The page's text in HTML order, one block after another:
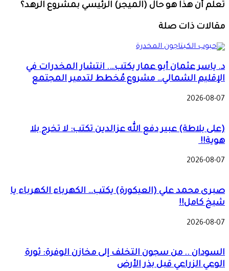
تعلم أن هذا هو حال (الميجر) الرئيسي بمشروع الرهد؟
مقالات ذات صلة
د. ياسر عثمان أبو عمار يكتب…. انتشار المخدرات في
الإقليم الشمالي… مشروع مُخطط لتدمير المجتمع
2026-08-07
(على بلاطة) عبير دفع الله عزالدين تكتب: لا تخرج بلا
هوية!!
2026-08-07
صبرى محمد علي (العيكورة) يكتب… الكهرباء الكهرباء يا
شيخ كامل!!
2026-08-07
السودان .. من سجون التخلف إلى مخازن الوفرة: ثورة
الوعي الزراعي قبل بذر الأرض